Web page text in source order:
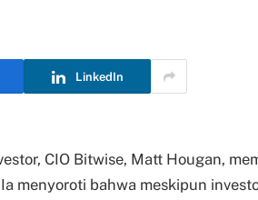
LinkedIn
CIO Bitwise, Matt Hougan,
menyoroti bahwa meskipun